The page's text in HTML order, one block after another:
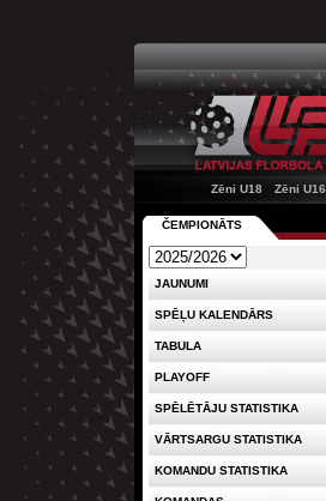
Zēni U18
Zēni U16
ČEMPIONĀTS
JAUNUMI
SPĒĻU KALENDĀRS
TABULA
PLAYOFF
SPĒLĒTĀJU STATISTIKA
VĀRTSARGU STATISTIKA
KOMANDU STATISTIKA